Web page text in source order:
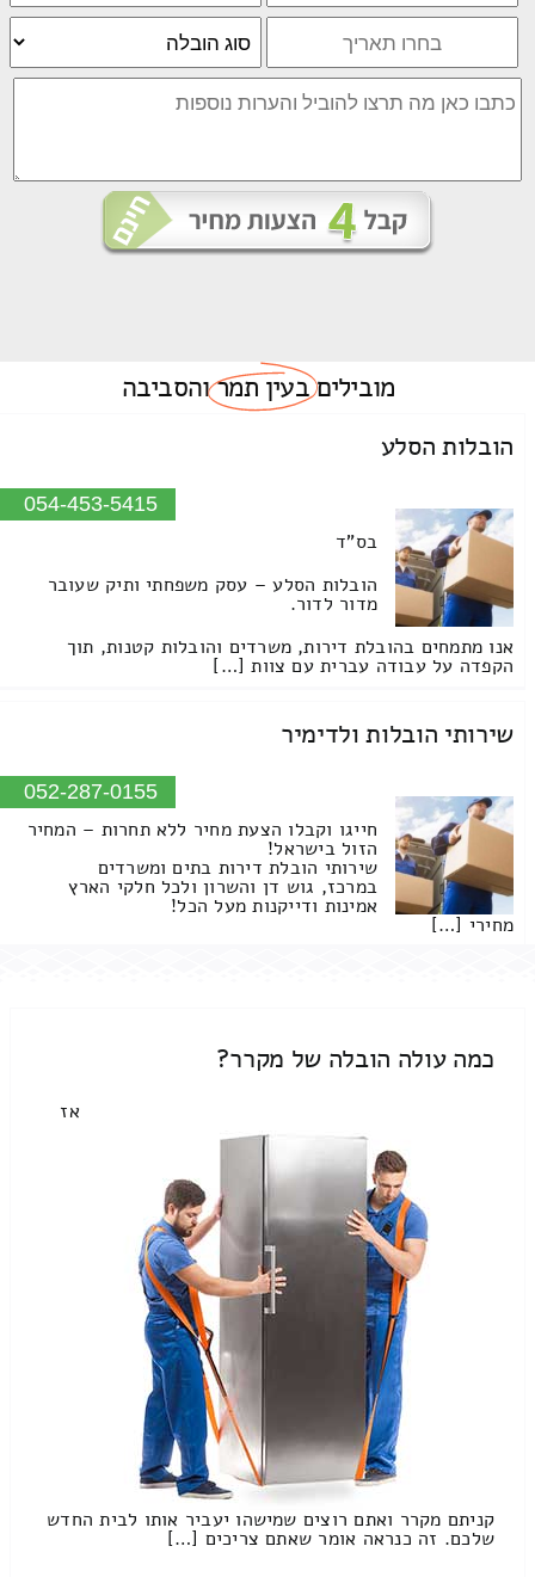
מוביליםבעין תמרוהסביבה
הובלות הסלע
054-453-5415
בס"ד
הובלות הסלע – עסק משפחתי ותיק שעובר
מדור לדור.
אנו מתמחים בהובלת דירות, משרדים והובלות קטנות, תוך
הקפדה על עבודה עברית עם צוות […]
שירותי הובלות ולדימיר
052-287-0155
חייגו וקבלו הצעת מחיר ללא תחרות – המחיר
הזול בישראל!
שירותי הובלת דירות בתים ומשרדים
במרכז, גוש דן והשרון ולכל חלקי הארץ
אמינות ודייקנות מעל הכל!
מחירי […]
כמה עולה הובלה של מקרר?
אז
קניתם מקרר ואתם רוצים שמישהו יעביר אותו לבית החדש
שלכם. זה כנראה אומר שאתם צריכים […]